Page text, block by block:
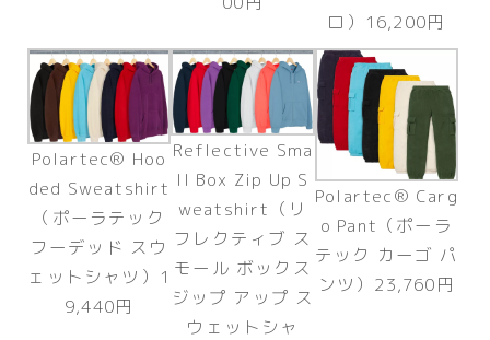
ロ）16,200円
Polartec® Hoo
ded Sweatshirt
（ポーラテック
フーデッド スウ
ェットシャツ）1
9,440円
Reflective Sma
ll Box Zip Up S
weatshirt（リ
フレクティブ ス
モール ボックス
ジップ アップ ス
ウェットシャ
Polartec® Carg
o Pant（ポーラ
テック カーゴ パ
ンツ）23,760円